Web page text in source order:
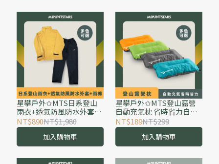
星攀戶外✩MTS日系登山
雨衣+透氣防風防水外套
+雨褲 騎車兩截式防水外層
衝鋒雨衣/防水透氣風雨衣.
全壓膠MXWP-TEX
NT$890NT$1,980
加入購物車
星攀戶外✩MTS登山露營
自動充氣枕 省時省力自動
充氣 戶外旅行枕頭 旅遊/午
休/午睡 舒適護頸 辦公室
開車 腰靠
NT$189NT$299
加入購物車